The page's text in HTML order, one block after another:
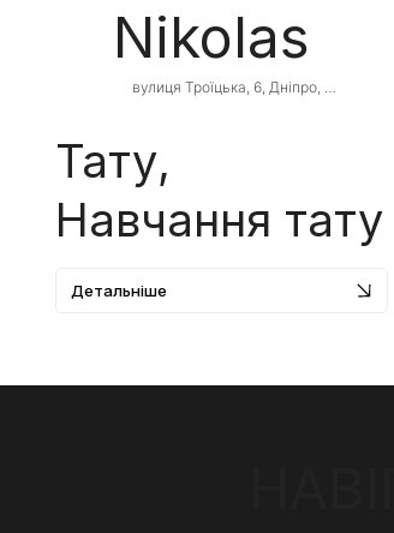
Nikolas
вулиця Троїцька, 6, Дніпро,
Тату,
Навчання тату
Детальніше